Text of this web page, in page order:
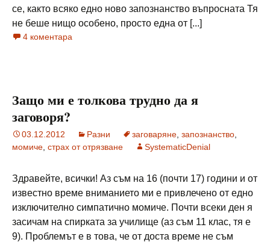
се, както всяко едно ново запознанство въпросната Тя
не беше нищо особено, просто една от [...]
4 коментара
Защо ми е толкова трудно да я
заговоря?
03.12.2012 Разни заговаряне запознанство
момиче страх от отрязване SystematicDenial
Здравейте, всички! Аз съм на 16 (почти 17) години и от
известно време вниманието ми е привлечено от едно
изключително симпатично момиче. Почти всеки ден я
засичам на спирката за училище (аз съм 11 клас, тя е
9). Проблемът е в това, че от доста време не съм